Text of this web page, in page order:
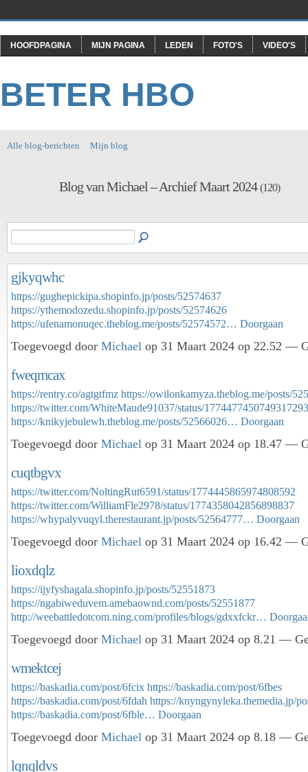
HOOFDPAGINA MIJN PAGINA LEDEN FOTO'S VIDEO'S
BETER HBO
Alle blog-berichten Mijn blog
Blog van Michael – Archief Maart 2024(120)
gjkyqwhc
https://gughepickipa.shopinfo.jp/posts/52574637
https://ythemodozedu.shopinfo.jp/posts/52574626
https://ufenamonuqec.theblog.me/posts/52574572… Doorgaan
Toegevoegd door Michael op 31 Maart 2024 op 22.52 —
fweqmcax
https://rentry.co/agtgtfmz https://owilonkamyza.theblog.me/posts/
https://twitter.com/WhiteMaude91037/status/1774477450749317293
https://knikyjebulewh.theblog.me/posts/52566026… Doorgaan
Toegevoegd door Michael op 31 Maart 2024 op 18.47 —
cuqtbgvx
https://twitter.com/NoltingRut6591/status/1774445865974808592
https://twitter.com/WilliamFle2978/status/1774358042856898837
https://whypalyvuqyl.therestaurant.jp/posts/52564777… Doorgaan
Toegevoegd door Michael op 31 Maart 2024 op 16.42 —
lioxdqlz
https://ijyfyshagala.shopinfo.jp/posts/52551873
https://ngabiweduvem.amebaownd.com/posts/52551877
http://weebattledotcom.ning.com/profiles/blogs/gdxxfckr…
Toegevoegd door Michael op 31 Maart 2024 op 8.21 —
wmektcej
https://baskadia.com/post/6fcix https://baskadia.com/post/6fbes
https://baskadia.com/post/6fdah https://knyngynyleka.themedia.jp/
https://baskadia.com/post/6fble… Doorgaan
Toegevoegd door Michael op 31 Maart 2024 op 8.18 —
lqnqldvs